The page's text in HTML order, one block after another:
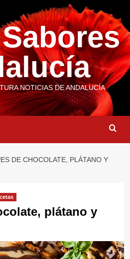
NOTICIAS DE ANDALUCÍA
DE CHOCOLATE, PLÁTANO Y
plátano y